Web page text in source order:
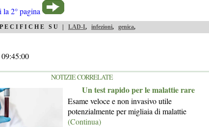
2° pagina
SU | LAD-I, infezioni, genica,
NOTIZIE CORRELATE
Un test rapido per le malattie rare
Esame veloce e non invasivo utile
potenzialmente per migliaia di malattie
(Continua)